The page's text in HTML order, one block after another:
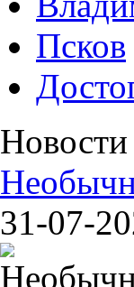
Псков
Новости
31-07-